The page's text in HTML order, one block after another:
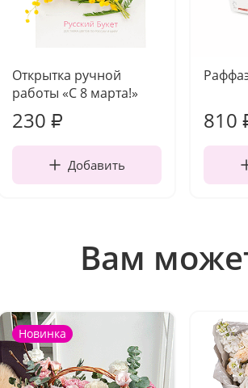
Открытка ручной
работы «С 8 марта!»
230 ₽
Добавить
810
Вам
Новинка